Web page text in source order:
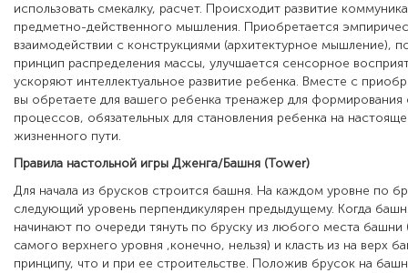
использовать смекалку, расчет. Происходит развитие
предметно-действенного мышления. Приобретается
взаимодействии с конструкциями (архитектурное мышление),
принцип распределения массы, улучшается сенсорное
ускоряют интеллектуальное развитие ребенка. Вместе с
вы обретаете для вашего ребенка тренажер для формирования
процессов, обязательных для становления ребенка на
жизненного пути.
Правила настольной игры Дженга/Башня (Tower)
Для начала из брусков строится башня. На каждом уровне по
следующий уровень перпендикулярен предыдущему. Когда
начинают по очереди тянуть по бруску из любого места башни
самого верхнего уровня ,конечно, нельзя) и класть из на верх
принципу, что и при ее строительстве. Положив брусок на